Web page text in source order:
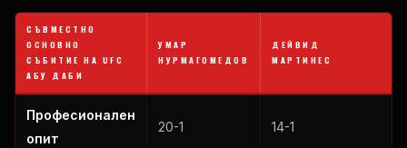
СЪВМЕСТНО
ОСНОВНО
СЪБИТИЕ НА UFC
АБУ ДАБИ
УМАР
НУРМАГОМЕДОВ
ДЕЙВИД
МАРТИНЕС
Професионален
опит
20-1 14-1